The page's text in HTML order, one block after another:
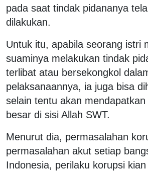
pada saat tindak pidananya
dilakukan.
Untuk itu, apabila seorang istri
suaminya melakukan tindak
terlibat atau bersekongkol
pelaksanaannya, ia juga bisa
selain tentu akan
besar di sisi Allah SWT.
Menurut dia, permasalahan
permasalahan akut setiap
Indonesia, perilaku korupsi